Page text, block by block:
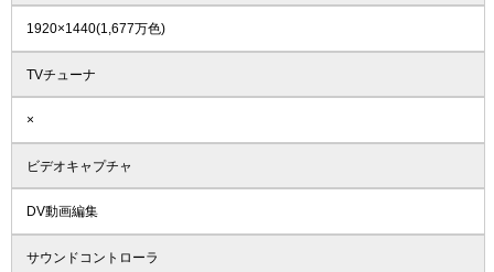
1920×1440(1,677万色)
TVチューナ
×
ビデオキャプチャ
DV動画編集
サウンドコントローラ